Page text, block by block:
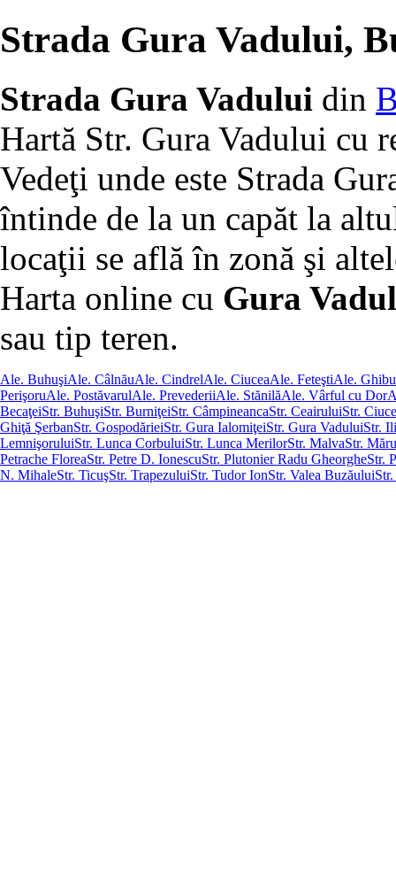
Strada Gura Vadului,
Strada Gura Vadului din
Hartă Str. Gura Vadului cu
Vedeţi unde este Strada
întinde de la un capăt la
locaţii se află în zonă şi
Harta online cu Gura
sau tip teren.
Ale. BuhuşiAle. CâlnăuAle. CindrelAle. CiuceaAle. FeteştiAle.
PerişoruAle. PostăvarulAle. PrevederiiAle. StănilăAle. Vârful cu Dor
BecaţeiStr. BuhuşiStr. BurniţeiStr. CâmpineancaStr. CeairuluiStr.
Ghiţă ŞerbanStr. GospodărieiStr. Gura IalomiţeiStr. Gura VaduluiStr.
LemnişoruluiStr. Lunca CorbuluiStr. Lunca MerilorStr. MalvaStr.
Petrache FloreaStr. Petre D. IonescuStr. Plutonier Radu GheorgheStr.
N. MihaleStr. TicuşStr. TrapezuluiStr. Tudor IonStr. Valea Buzăului